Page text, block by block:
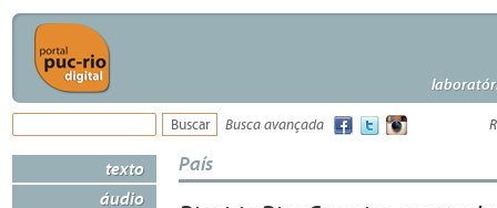
Busca avançada
texto
áudio
País